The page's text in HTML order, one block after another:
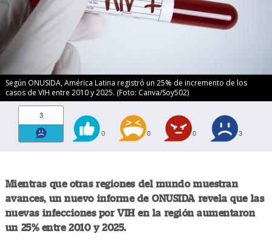
Según ONUSIDA, América Latina registró un 25% de incremento de los
casos de VIH entre 2010 y 2025. (Foto: Canva/Soy502)
3
0 0 0 3
Mientras que otras regiones del mundo muestran
avances, un nuevo informe de ONUSIDA revela que las
nuevas infecciones por VIH en la región aumentaron
un 25% entre 2010 y 2025.